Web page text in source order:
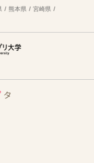
飯舘村への移住。移住定住支援・子育て環境・仕事・住まいについて紹介｜福島県
仕事・住まい情報を徹底解説
熊本県
宮崎県